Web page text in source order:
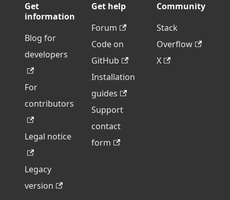
Get
information
Blog for
developers
For
contributors
Legal notice
Legacy
version
Get help
Forum
Code on
GitHub
Installation
guides
Support
contact
form
Community
Stack
Overflow
X